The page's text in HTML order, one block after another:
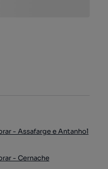
- Assafarge e Antanhol
- Cernache